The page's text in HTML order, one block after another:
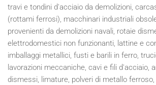
travi e tondini d'acciaio da demolizioni,
(rottami ferrosi), macchinari industriali
provenienti da demolizioni navali, rotaie
elettrodomestici non funzionanti, lattine e
imballaggi metallici, fusti e barili in ferro,
lavorazioni meccaniche, cavi e fili d'acciaio,
dismessi, limature, polveri di metallo